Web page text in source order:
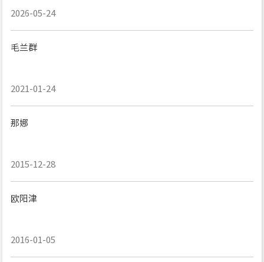
2026-05-24
毛兰群
2021-01-24
那娜
2015-12-28
欧阳津
2016-01-05